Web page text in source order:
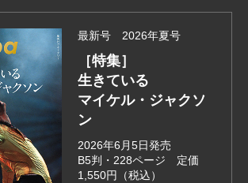
最新号 2026年夏号
［特集］
生きている
マイケル・ジャクソ
ン
2026年6月5日発売
B5判・228ページ 定価
1,550円（税込）